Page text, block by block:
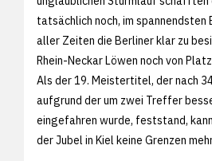
tatsächlich noch, im spannendsten
aller Zeiten die Berliner klar zu
Rhein-Neckar Löwen noch von
Als der 19. Meistertitel, der nach
aufgrund der um zwei Treffer
eingefahren wurde, feststand,
der Jubel in Kiel keine Grenzen